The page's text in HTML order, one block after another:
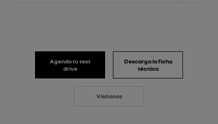
Agenda tu test
drive
Descarga la ficha
técnica
Visítanos